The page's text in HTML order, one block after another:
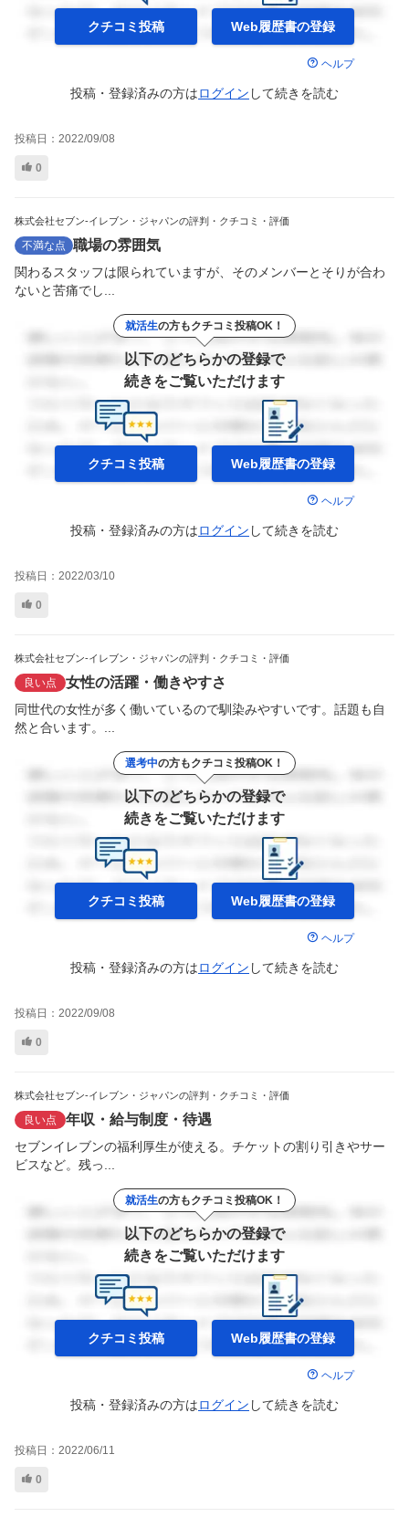
クチコミ投稿 Web履歴書の登録
ヘルプ
投稿・登録済みの方はログイン して続きを読む
投稿日： 2022/09/08
0
株式会社セブン-イレブン・ジャパンの評判・クチコミ・評価
不満な点 職場の雰囲気
関わるスタッフは限られていますが、そのメンバーとそりが合わ
ないと苦痛でし...
就活生の方もクチコミ投稿OK！
以下のどちらかの登録で
続きをご覧いただけます
クチコミ投稿 Web履歴書の登録
ヘルプ
投稿・登録済みの方はログイン して続きを読む
投稿日： 2022/03/10
0
株式会社セブン-イレブン・ジャパンの評判・クチコミ・評価
良い点 女性の活躍・働きやすさ
同世代の女性が多く働いているので馴染みやすいです。話題も自
然と合います。...
選考中の方もクチコミ投稿OK！
以下のどちらかの登録で
続きをご覧いただけます
クチコミ投稿 Web履歴書の登録
ヘルプ
投稿・登録済みの方はログイン して続きを読む
投稿日： 2022/09/08
0
株式会社セブン-イレブン・ジャパンの評判・クチコミ・評価
良い点 年収・給与制度・待遇
セブンイレブンの福利厚生が使える。チケットの割り引きやサー
ビスなど。残っ...
就活生の方もクチコミ投稿OK！
以下のどちらかの登録で
続きをご覧いただけます
クチコミ投稿 Web履歴書の登録
ヘルプ
投稿・登録済みの方はログイン して続きを読む
投稿日： 2022/06/11
0